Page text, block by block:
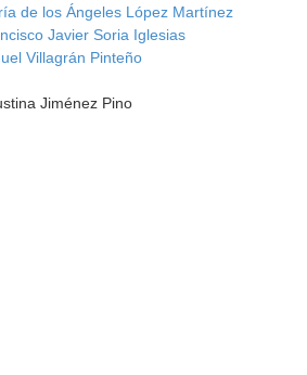
de los Ángeles López Martínez
Javier Soria Iglesias
Villagrán Pinteño
Jiménez Pino